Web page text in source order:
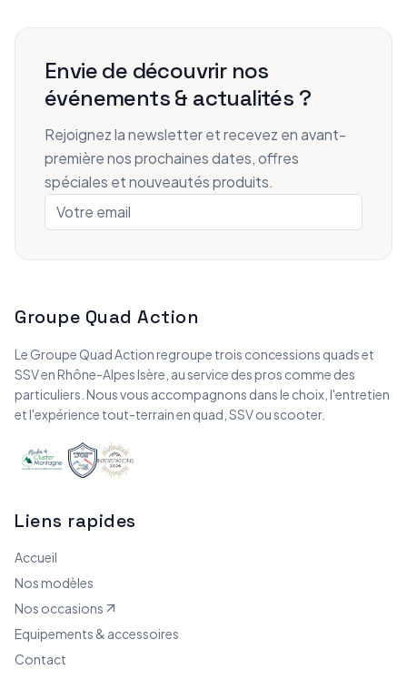
Envie de découvrir nos
événements & actualités ?
Rejoignez la newsletter et recevez en avant-
première nos prochaines dates, offres
spéciales et nouveautés produits.
Groupe Quad Action
Le Groupe Quad Action regroupe trois concessions quads et
SSV en Rhône-Alpes Isère, au service des pros comme des
particuliers. Nous vous accompagnons dans le choix, l'entretien
et l'expérience tout-terrain en quad, SSV ou scooter.
Liens rapides
Accueil
Nos modèles
Nos occasions
Equipements & accessoires
Contact